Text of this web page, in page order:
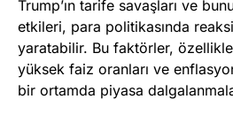
Trump’ın tarife savaşları ve
etkileri, para politikasında
yaratabilir. Bu faktörler,
yüksek faiz oranları ve
bir ortamda piyasa